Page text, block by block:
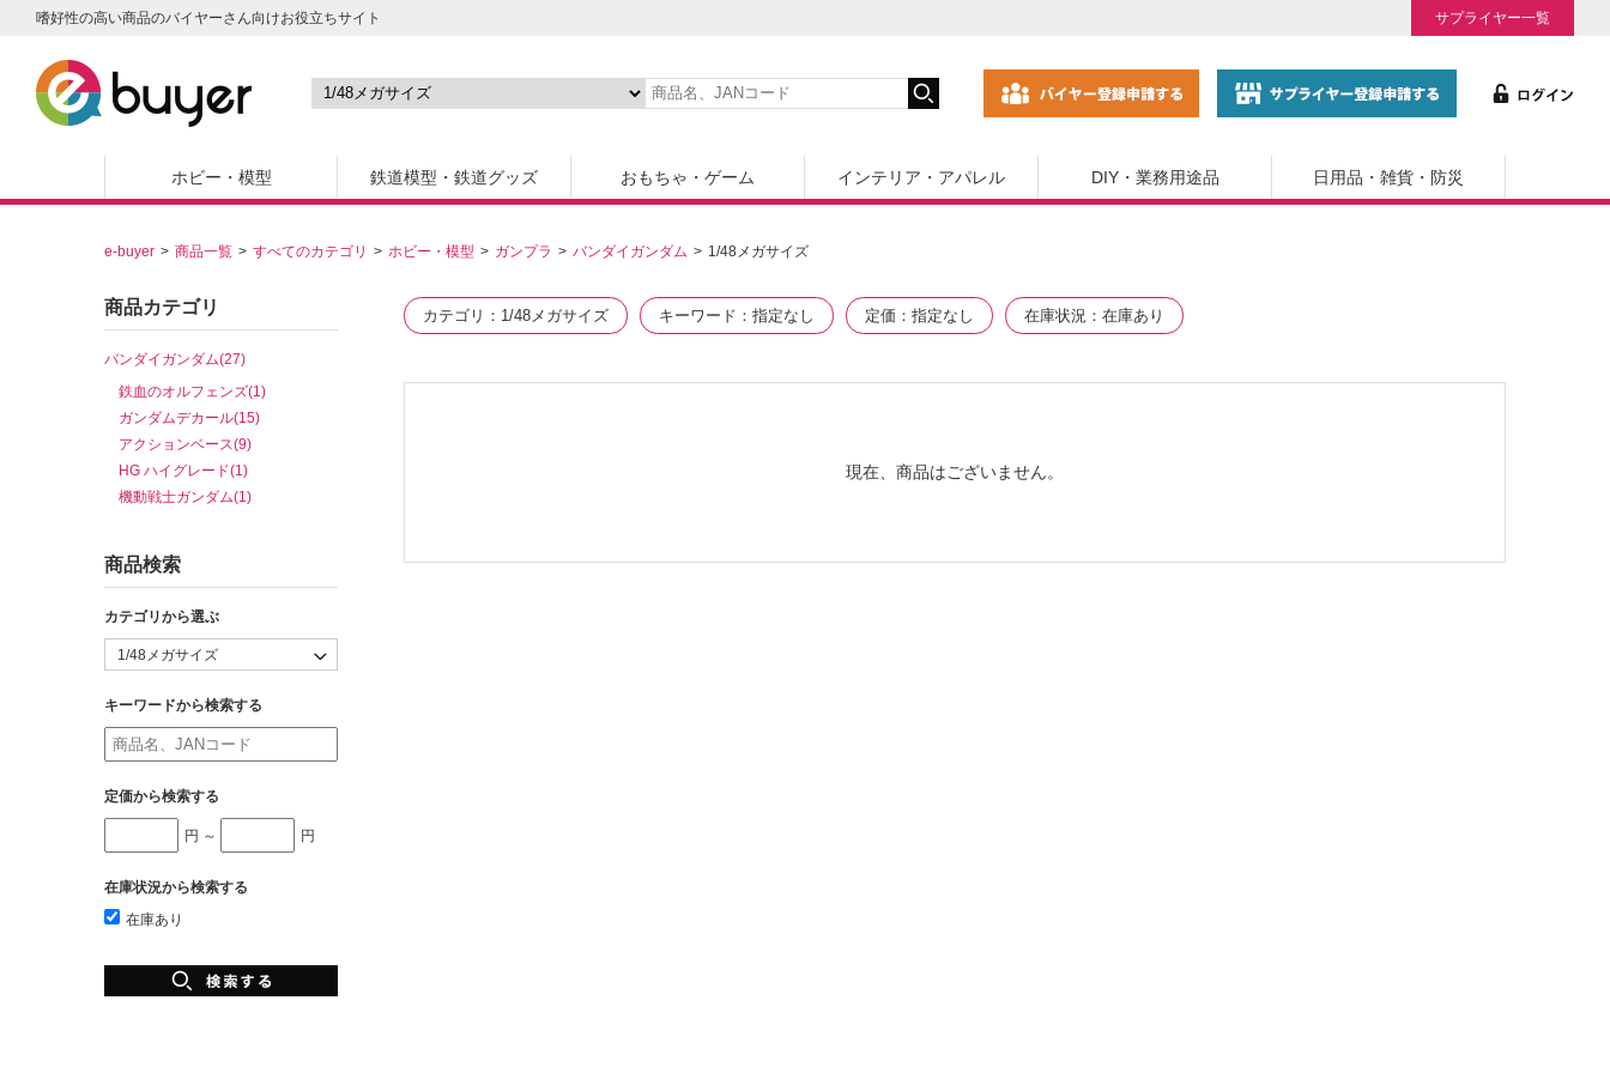
嗜好性の高い商品のバイヤーさん向けお役立ちサイト サプライヤー一覧
ホビー・模型 鉄道模型・鉄道グッズ おもちゃ・ゲーム インテリア・アパレル DIY・業務用途品 日用品・雑貨・防災
e-buyer 商品一覧 すべてのカテゴリ ホビー・模型 ガンプラ バンダイガンダム 1/48メガサイズ
カテゴリ 1/48メガサイズ キーワード 指定なし 定価 指定なし 在庫状況 在庫あり
現在、商品はございません。
商品カテゴリ
バンダイガンダム(27)
鉄血のオルフェンズ(1)
ガンダムデカール(15)
アクションベース(9)
HG ハイグレード(1)
機動戦士ガンダム(1)
商品検索
カテゴリから選ぶ
キーワードから検索する
定価から検索する
円 ～ 円
在庫状況から検索する
在庫あり